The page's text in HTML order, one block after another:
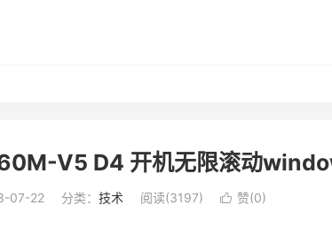
V5 D4 开机无限滚动
07-22 分类： 技术 阅读(3197)  赞(0)